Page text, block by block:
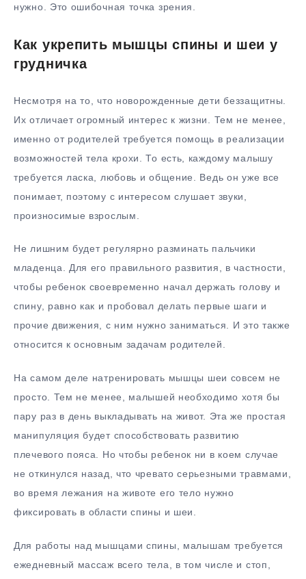
нужно. Это ошибочная точка зрения.
Как укрепить мышцы спины и шеи у
грудничка
Несмотря на то, что новорожденные дети беззащитны.
Их отличает огромный интерес к жизни. Тем не менее,
именно от родителей требуется помощь в реализации
возможностей тела крохи. То есть, каждому малышу
требуется ласка, любовь и общение. Ведь он уже все
понимает, поэтому с интересом слушает звуки,
произносимые взрослым.
Не лишним будет регулярно разминать пальчики
младенца. Для его правильного развития, в частности,
чтобы ребенок своевременно начал держать голову и
спину, равно как и пробовал делать первые шаги и
прочие движения, с ним нужно заниматься. И это также
относится к основным задачам родителей.
На самом деле натренировать мышцы шеи совсем не
просто. Тем не менее, малышей необходимо хотя бы
пару раз в день выкладывать на живот. Эта же простая
манипуляция будет способствовать развитию
плечевого пояса. Но чтобы ребенок ни в коем случае
не откинулся назад, что чревато серьезными травмами,
во время лежания на животе его тело нужно
фиксировать в области спины и шеи.
Для работы над мышцами спины, малышам требуется
ежедневный массаж всего тела, в том числе и стоп,